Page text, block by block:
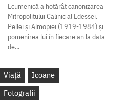
Ecumenică a hotărât canonizarea
Mitropolitului Calinic al Edessei,
Pellei și Almopiei (1919-1984) și
pomenirea lui în fiecare an la data
de...
Viață
Icoane
Fotografii